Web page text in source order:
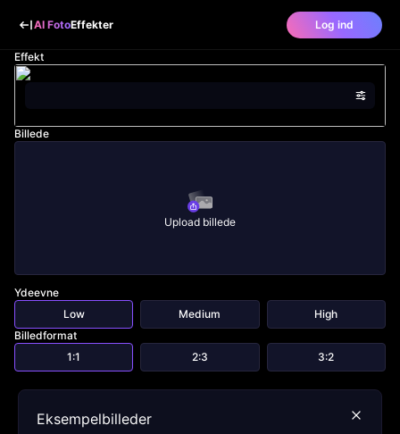
AI FotoEffekter Log ind
Effekt
Billede
Upload billede
Ydeevne
Low
Medium
High
Billedformat
1:1
2:3 3:2
Eksempelbilleder